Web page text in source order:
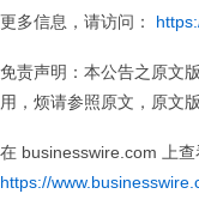
更多信息，请访问：
免责声明：本公告之原文
用，烦请参照原文，原文
在 businesswire.com 上
https://